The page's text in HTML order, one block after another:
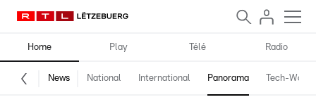
Home Play Télé Radio
News National International Panorama Tech-World